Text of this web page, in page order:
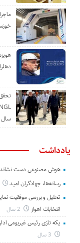
سال
یادداشت
هوش مصنوعی دست نشانده
رسانه‌ها، جهادگران امید
تحلیل و بررسی موفقیت
انتخابات اهواز
2 سال
یکه تازی رئیس غیربومی
3 سال